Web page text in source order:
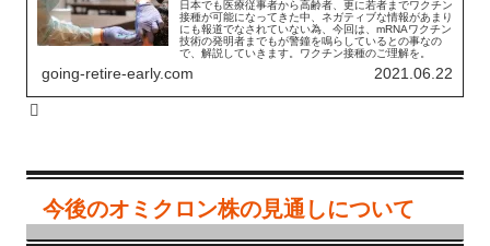
日本でも医療従事者から高齢者、更に若者までワクチン
接種が可能になってきた中、ネガティブな情報があまり
にも報道でなされていない為、今回は、mRNAワクチン
技術の発明者までもが警鐘を鳴らしているとの事なの
で、解説していきます。ワクチン接種のご理解を。
going-retire-early.com 2021.06.22
今後のオミクロン株の見通しについて